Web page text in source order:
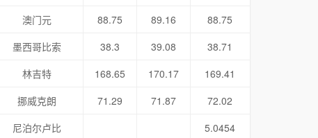
澳门元
88.75 89.16
88.75
墨西哥比索
38.3 39.08
38.71
林吉特
168.65 170.17
169.41
挪威克朗
71.29 71.87
72.02
尼泊尔卢比
5.0454